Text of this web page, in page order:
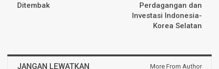
Ditembak
Perdagangan dan
Investasi Indonesia-
Korea Selatan
JANGAN LEWATKAN More From Author